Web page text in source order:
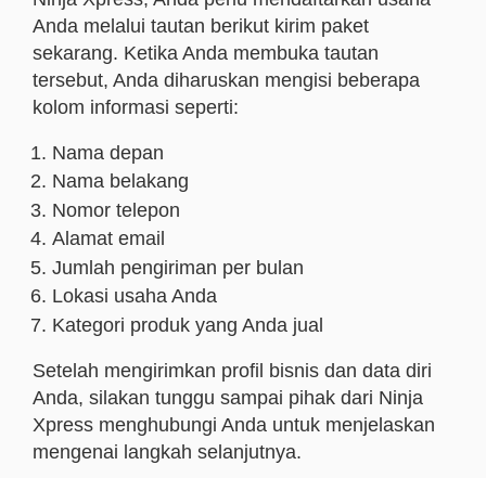
Anda melalui tautan berikut kirim paket
sekarang. Ketika Anda membuka tautan
tersebut, Anda diharuskan mengisi beberapa
kolom informasi seperti:
Nama depan
Nama belakang
Nomor telepon
Alamat email
Jumlah pengiriman per bulan
Lokasi usaha Anda
Kategori produk yang Anda jual
Setelah mengirimkan profil bisnis dan data diri
Anda, silakan tunggu sampai pihak dari Ninja
Xpress menghubungi Anda untuk menjelaskan
mengenai langkah selanjutnya.